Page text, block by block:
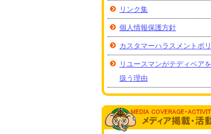
リンク集
個人情報保護方針
カスタマーハラスメントポ
リユースマンがテディベア
扱う理由